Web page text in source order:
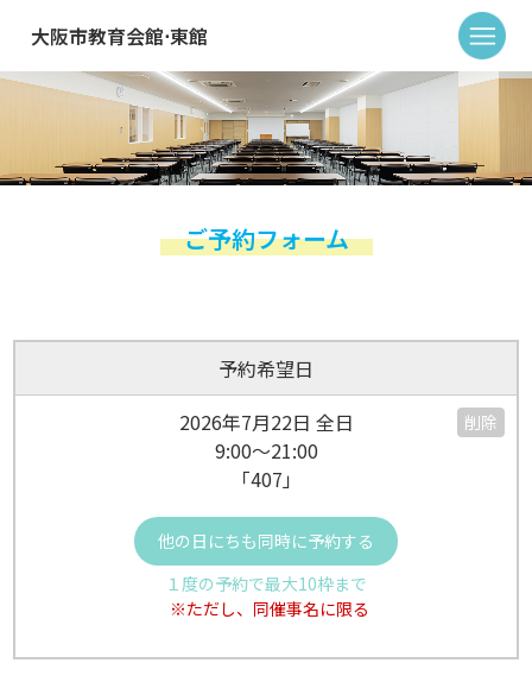
大阪市教育会館⋅東館
ご予約フォーム
予約希望日
2026年7月22日 全日
9:00～21:00
「407」
削除
他の日にちも同時に予約する
１度の予約で最大10枠まで
※ただし、同催事名に限る